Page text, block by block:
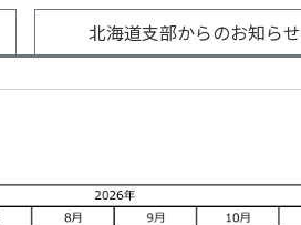
北海道支部からのお知らせ